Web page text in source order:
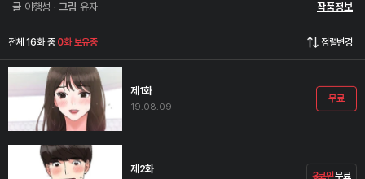
글 야행성 그림 유자 작품정보
전체 16화 중 0화 보유중 정렬변경
제1화
19.08.09
무료
제2화
3코인무료